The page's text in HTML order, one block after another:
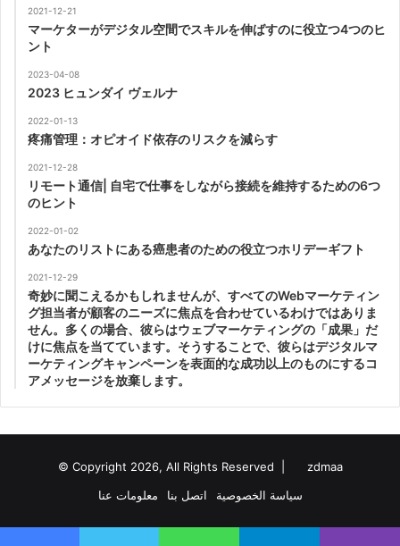
2021-12-21
マーケターがデジタル空間でスキルを伸ばすのに役立つ4つのヒ
ント
2023-04-08
2023 ヒュンダイ ヴェルナ
2022-01-13
疼痛管理：オピオイド依存のリスクを減らす
2021-12-28
リモート通信| 自宅で仕事をしながら接続を維持するための6つ
のヒント
2022-01-02
あなたのリストにある癌患者のための役立つホリデーギフト
2021-12-29
奇妙に聞こえるかもしれませんが、すべてのWebマーケティン
グ担当者が顧客のニーズに焦点を合わせているわけではありま
せん。多くの場合、彼らはウェブマーケティングの「成果」だ
けに焦点を当てています。そうすることで、彼らはデジタルマ
ーケティングキャンペーンを表面的な成功以上のものにするコ
アメッセージを放棄します。
© Copyright 2026, All Rights Reserved |
zdmaa
معلومات عنا
اتصل بنا سياسة الخصوصية